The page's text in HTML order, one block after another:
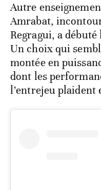
Autre
Amrabat,
Regragui, a
Un choix qui
montée en
dont les
l’entrejeu plaident